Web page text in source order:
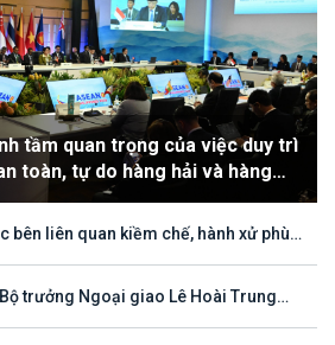
tầm quan trọng của việc duy trì
toàn, tự do hàng hải và hàng
bên liên quan kiềm chế, hành xử phù
kinh tế và thềm lục địa của quốc gia
trưởng Ngoại giao Lê Hoài Trung